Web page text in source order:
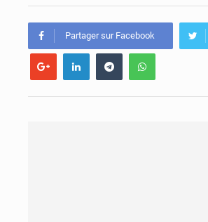
Partager sur Facebook